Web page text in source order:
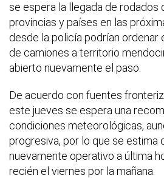
se espera la llegada de rodados
provincias y países en las
desde la policía podrían ordenar
de camiones a territorio
abierto nuevamente el paso.
De acuerdo con fuentes
este jueves se espera una
condiciones meteorológicas,
progresiva, por lo que se estima
nuevamente operativo a última
recién el viernes por la mañana.